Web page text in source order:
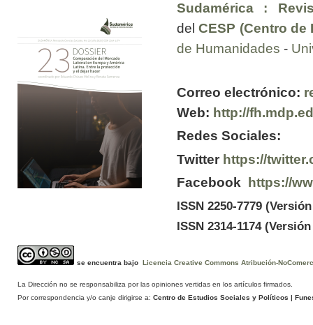
Sudamérica :
delCESP (Centro
de Humanidades -
Correo electrónico:
Web: http://
Redes Sociales:
Twitterhttps://
Facebook
https://
ISSN 2250-7779
ISSN 2314-1174
se encuentra bajo Licencia Creative Commons Atribución-
La Dirección no se responsabiliza por las opiniones vertidas en los artículos firmados.
Por correspondencia y/o canje dirigirse a: Centro de Estudios Sociales y Políticos |